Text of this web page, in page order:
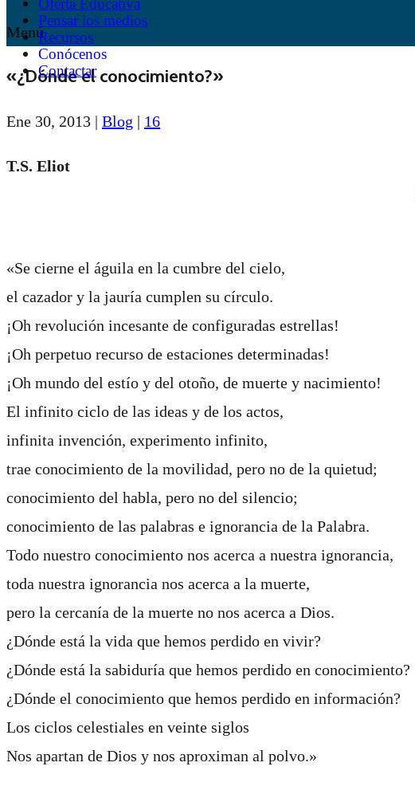
Pensar los medios
Recursos
Conócenos
Contactar
Menú
«¿Dónde el conocimiento?»
Ene 30, 2013 | Blog | 16
T.S. Eliot
«Se cierne el águila en la cumbre del cielo,
el cazador y la jauría cumplen su círculo.
¡Oh revolución incesante de configuradas estrellas!
¡Oh perpetuo recurso de estaciones determinadas!
¡Oh mundo del estío y del otoño, de muerte y nacimiento!
El infinito ciclo de las ideas y de los actos,
infinita invención, experimento infinito,
trae conocimiento de la movilidad, pero no de la quietud;
conocimiento del habla, pero no del silencio;
conocimiento de las palabras e ignorancia de la Palabra.
Todo nuestro conocimiento nos acerca a nuestra ignorancia,
toda nuestra ignorancia nos acerca a la muerte,
pero la cercanía de la muerte no nos acerca a Dios.
¿Dónde está la vida que hemos perdido en vivir?
¿Dónde está la sabiduría que hemos perdido en conocimiento?
¿Dónde el conocimiento que hemos perdido en información?
Los ciclos celestiales en veinte siglos
Nos apartan de Dios y nos aproximan al polvo.»